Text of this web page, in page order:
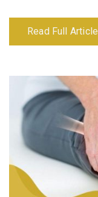
Read Full Article